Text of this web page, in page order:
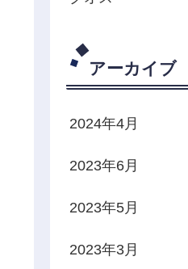
アーカイブ
2024年4月
2023年6月
2023年5月
2023年3月